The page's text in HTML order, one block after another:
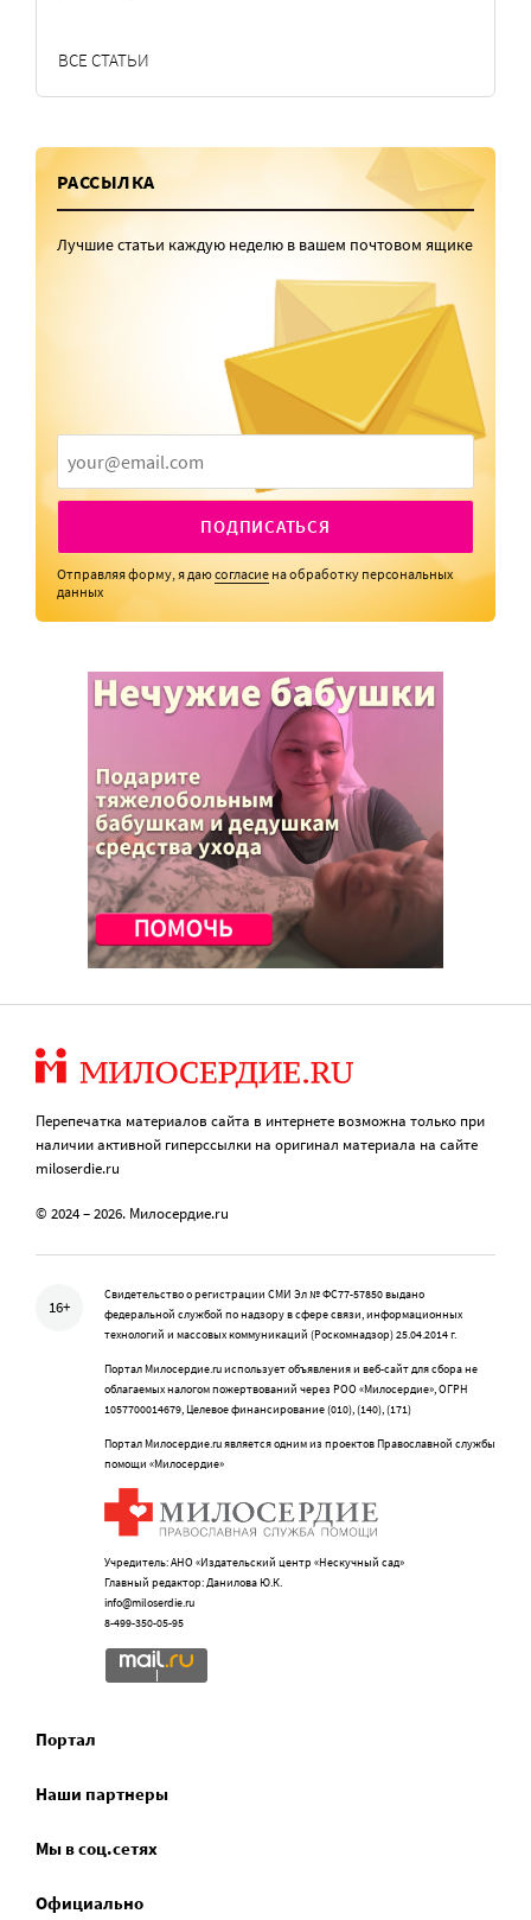
ВСЕ СТАТЬИ
РАССЫЛКА
Лучшие статьи каждую неделю в вашем почтовом ящике
ПОДПИСАТЬСЯ
Отправляя форму, я даюсогласие на обработку персональных
данных
Перепечатка материалов сайта в интернете возможна только при
наличии активной гиперссылки на оригинал материала на сайте
miloserdie.ru
© 2024 – 2026. Милосердие.ru
16+
Свидетельство о регистрации СМИ Эл № ФС77-57850 выдано
федеральной службой по надзору в сфере связи, информационных
технологий и массовых коммуникаций (Роскомнадзор) 25.04.2014 г.
Портал Милосердие.ru использует объявления и веб-сайт для сбора не
облагаемых налогом пожертвований через РОО «Милосердие», ОГРН
1057700014679, Целевое финансирование (010), (140), (171)
Портал Милосердие.ru является одним из проектов Православной службы
помощи «Милосердие»
Учредитель: АНО «Издательский центр «Нескучный сад»
Главный редактор: Данилова Ю.К.
info@miloserdie.ru
8-499-350-05-95
Портал
Наши партнеры
Мы в соц.сетях
Официально